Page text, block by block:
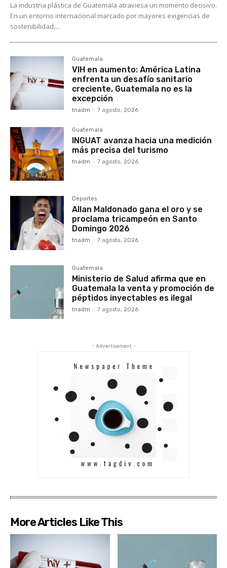
La industria plástica de Guatemala atraviesa un momento decisivo.
En un entorno internacional marcado por mayores exigencias de
sostenibilidad,...
Guatemala
VIH en aumento: América Latina
enfrenta un desafío sanitario
creciente, Guatemala no es la
excepción
tnadm - 7 agosto, 2026
Guatemala
INGUAT avanza hacia una medición
más precisa del turismo
tnadm - 7 agosto, 2026
Deportes
Allan Maldonado gana el oro y se
proclama tricampeón en Santo
Domingo 2026
tnadm - 7 agosto, 2026
Guatemala
Ministerio de Salud afirma que en
Guatemala la venta y promoción de
péptidos inyectables es ilegal
tnadm - 7 agosto, 2026
- Advertisement -
More Articles Like This